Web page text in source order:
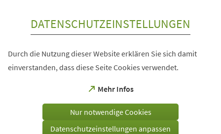
DATENSCHUTZEINSTELLUNGEN
Durch die Nutzung dieser Website erklären Sie sich damit
einverstanden, dass diese Seite Cookies verwendet.
Mehr Infos
(Öffnet
einem
Tab)
Nur notwendige Cookies
Datenschutzeinstellungen anpassen